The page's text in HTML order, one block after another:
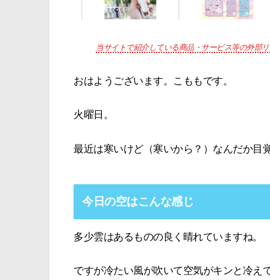
当サイトで紹介している商品・サービス等の外部
おはようございます。こももです。
火曜日。
最近は寒いけど（寒いから？）なんだか目
今日の空はこんな感じ
多少雲はあるものの良く晴れていますね。
ですが冷たい風が吹いて空気がキンと冷え